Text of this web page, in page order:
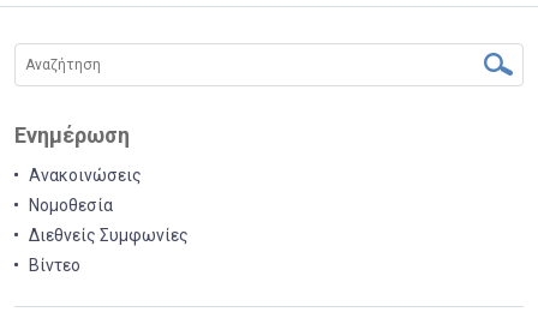
Ενημέρωση
Ανακοινώσεις
Νομοθεσία
Διεθνείς Συμφωνίες
Βίντεο